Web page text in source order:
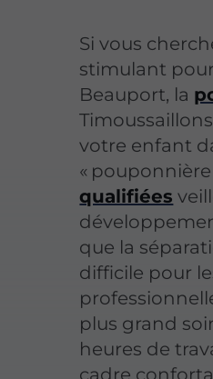
Si vous
stimulant
Beauport, la
votre enfant
«
qualifiées
que la
difficile pour
plus grand
heures de
cadre